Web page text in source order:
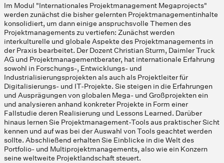
Im Modul "Internationales Projektmanagement Megaprojects"
werden zunächst die bisher gelernten Projektmanagementinhalte
konsolidiert, um dann einige anspruchsvolle Themen des
Projektmanagements zu vertiefen: Zunächst werden
interkulturelle und globale Aspekte des Projektmanagements in
der Praxis bearbeitet. Der Dozent Christian Sturm, Daimler Truck
AG und Projektmanagementberater, hat internationale Erfahrung
sowohl in Forschungs-, Entwicklungs- und
Industrialisierungsprojekten als auch als Projektleiter für
Digitalisierungs- und IT-Projekte. Sie steigen in die Erfahrungen
und Ausprägungen von globalen Mega- und Großprojekten ein
und analysieren anhand konkreter Projekte in Form einer
Fallstudie deren Realisierung und Lessons Learned. Darüber
hinaus lernen Sie Projektmanagement-Tools aus praktischer Sicht
kennen und auf was bei der Auswahl von Tools geachtet werden
sollte. Abschließend erhalten Sie Einblicke in die Welt des
Portfolio- und Multiprojektmanagements, also wie ein Konzern
seine weltweite Projektlandschaft steuert.